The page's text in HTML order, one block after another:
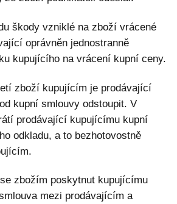
škody vzniklé na zboží vrácené
oprávněn jednostranně
kupujícího na vrácení kupní ceny.
zboží kupujícím je prodávající
kupní smlouvy odstoupit. V
prodávající kupujícímu kupní
odkladu, a to bezhotovostně
zbožím poskytnut kupujícímu
mezi prodávajícím a